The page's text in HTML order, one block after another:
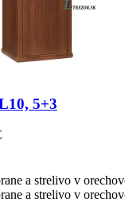
5+3
Price
through
1444,29 €
a strelivo v
a strelivo v